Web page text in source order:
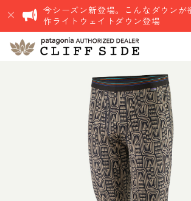
今シーズン新登場。こんなダウンが
作ライトウェイトダウン登場